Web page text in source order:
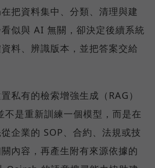
把資料集中、分類、清理與建
似與 AI 無關，卻決定後續系統
料、辨識版本，並把答案交給
私有的檢索增強生成（RAG）
不是重新訓練一個模型，而是在
企業的 SOP、合約、法規或技
內容，再產生附有來源依據的